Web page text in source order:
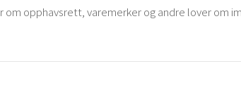
opphavsrett, varemerker og andre lover om